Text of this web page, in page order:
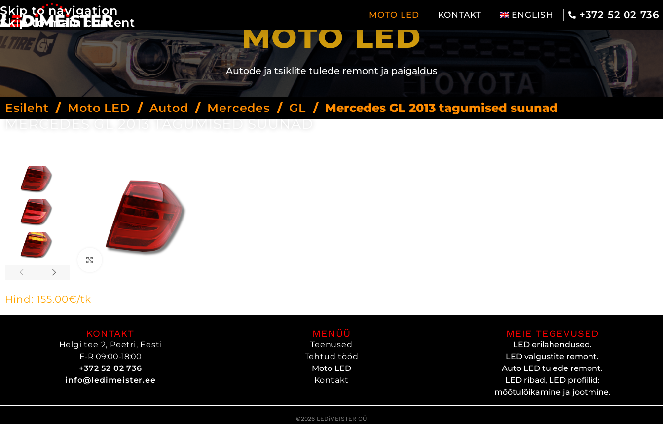
Skip to navigation
Skip to main content
MOTO LED KONTAKT ENGLISH +372 52 02 736
MOTO LED
Autode ja tsiklite tulede remont ja paigaldus
Esileht / Moto LED / Autod / Mercedes / GL / Mercedes GL 2013 tagumised suunad
MERCEDES GL 2013 TAGUMISED SUUNAD
155.00€
KONTAKT
Helgi tee 2, Peetri, Eesti
E-R 09:00-18:00
+372 52 02 736
info@ledimeister.ee
MENÜÜ
Teenused
Tehtud tööd
Moto LED
Kontakt
MEIE TEGEVUSED
LED erilahendused.
LED valgustite remont.
Auto LED tulede remont.
LED ribad, LED profiilid:
mõõtulõikamine ja jootmine.
©2026 LEDiMEISTER OÜ